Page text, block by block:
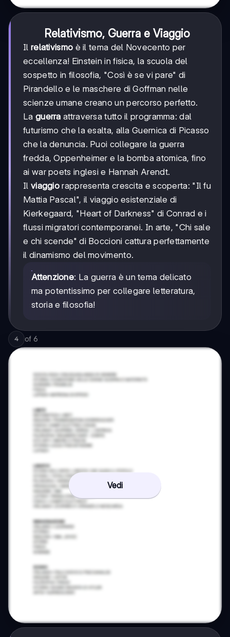
Relativismo, Guerra e Viaggio
Il relativismo è il tema del Novecento per
eccellenza! Einstein in fisica, la scuola del
sospetto in filosofia, "Così è se vi pare" di
Pirandello e le maschere di Goffman nelle
scienze umane creano un percorso perfetto.
La guerra attraversa tutto il programma: dal
futurismo che la esalta, alla Guernica di Picasso
che la denuncia. Puoi collegare la guerra
fredda, Oppenheimer e la bomba atomica, fino
ai war poets inglesi e Hannah Arendt.
Il viaggio rappresenta crescita e scoperta: "Il fu
Mattia Pascal", il viaggio esistenziale di
Kierkegaard, "Heart of Darkness" di Conrad e i
flussi migratori contemporanei. In arte, "Chi sale
e chi scende" di Boccioni cattura perfettamente
il dinamismo del movimento.
Attenzione: La guerra è un tema delicato
ma potentissimo per collegare letteratura,
storia e filosofia!
4 of 6
Vedi